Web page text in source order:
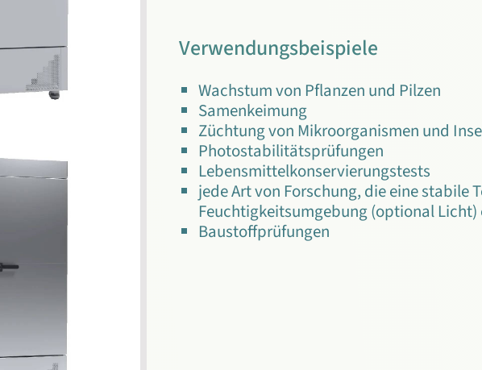
Verwendungsbeispiele
Wachstum von Pflanzen und Pilzen
Samenkeimung
Züchtung von Mikroorganismen und
Photostabilitätsprüfungen
Lebensmittelkonservierungstests
jede Art von Forschung, die eine stabile
Feuchtigkeitsumgebung (optional
Baustoffprüfungen